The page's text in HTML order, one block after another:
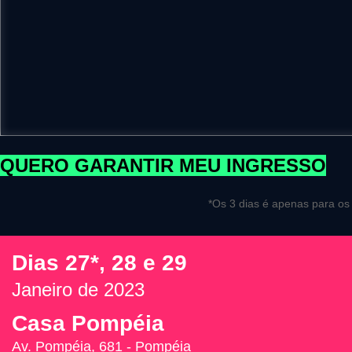
QUERO GARANTIR MEU INGRESSO
*Os 3 dias é apenas para
Dias 27*, 28 e 29
Janeiro de 2023
Casa Pompéia
Av. Pompéia, 681 - Pompéia